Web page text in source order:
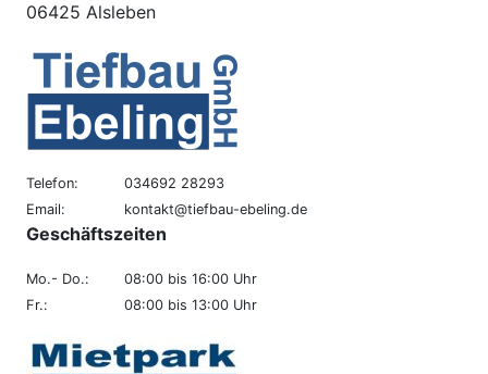
Informationen.
Weitere
Informationen
finden Sie hier.
Datenverabeitung
Karte laden
06425 Alsleben
Telefon:
034692 28293
Email:
kontakt@tiefbau-ebeling.de
Geschäftszeiten
Mo.- Do.:
08:00 bis 16:00 Uhr
Fr.:
08:00 bis 13:00 Uhr